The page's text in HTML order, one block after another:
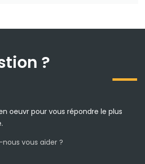
?
oeuvr pour vous répondre le plus
vous aider ?